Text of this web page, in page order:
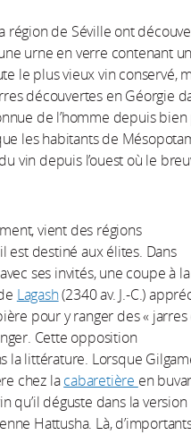
région de Séville ont
urne en verre contenant
le plus vieux vin conservé,
découvertes en Géorgie
de l’homme depuis bien
les habitants de
vin depuis l’ouest où le
vient des régions
est destiné aux élites. Dans
ses invités, une coupe à la
Lagash(2340 av. J.-C.)
pour y ranger des « jarres
Cette opposition
la littérature. Lorsque
chez la cabaretière en
qu’il déguste dans la version
Hattusha. Là,